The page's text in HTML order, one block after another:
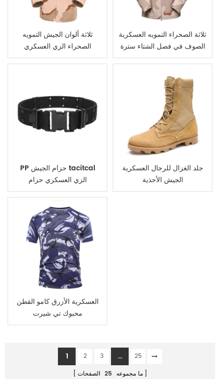
ثلاثة ألوان الجيش التمويه
الصحراء الزي العسكري
ثلاثة الصحراء التمويه العسكرية
الصوف في فصل الشتاء سترة
PP حزام الجيش tacitcal
الزي العسكري حزام
جلد الغزال للرجال العسكرية
الجيش الأحذية
العسكرية الأزرق كامو القطن
محبوك تي شيرت
1 2 3 ...
25
ما مجموعه 25 الصفحات